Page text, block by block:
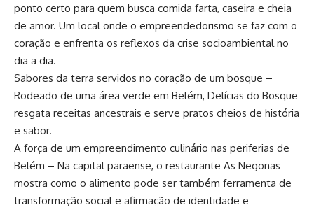
ponto certo para quem busca comida farta, caseira e cheia
de amor. Um local onde o empreendedorismo se faz com o
coração e enfrenta os reflexos da crise socioambiental no
dia a dia.
Sabores da terra servidos no coração de um bosque –
Rodeado de uma área verde em Belém, Delícias do Bosque
resgata receitas ancestrais e serve pratos cheios de história
e sabor.
A força de um empreendimento culinário nas periferias de
Belém – Na capital paraense, o restaurante As Negonas
mostra como o alimento pode ser também ferramenta de
transformação social e afirmação de identidade e